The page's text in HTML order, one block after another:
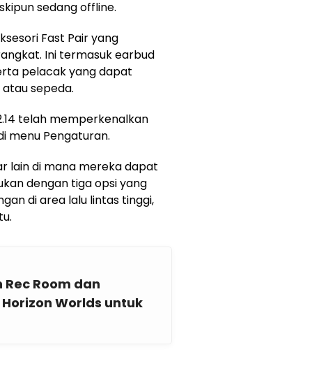
sedang offline.
Fast Pair yang
Ini termasuk earbud
pelacak yang dapat
sepeda.
telah memperkenalkan
menu Pengaturan.
lain di mana mereka dapat
dengan tiga opsi yang
di area lalu lintas tinggi,
Room dan
Worlds untuk